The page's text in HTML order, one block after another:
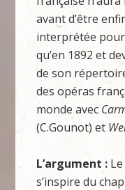
avant d’être
interprétée
qu’en 1892 et
de son
des opéras
monde avec
(C.Gounot) et
L’argument :
s’inspire du